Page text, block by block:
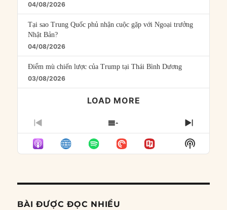
04/08/2026
Tại sao Trung Quốc phủ nhận cuộc gặp với Ngoại trưởng
Nhật Bản?
04/08/2026
Điểm mù chiến lược của Trump tại Thái Bình Dương
03/08/2026
LOAD MORE
PREVIOUS
EPISODE
SHOW
EPISODES
LIST
NEXT
Show
Podcast
BÀI ĐƯỢC ĐỌC NHIỀU